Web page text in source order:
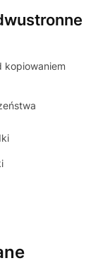
kopiowaniem